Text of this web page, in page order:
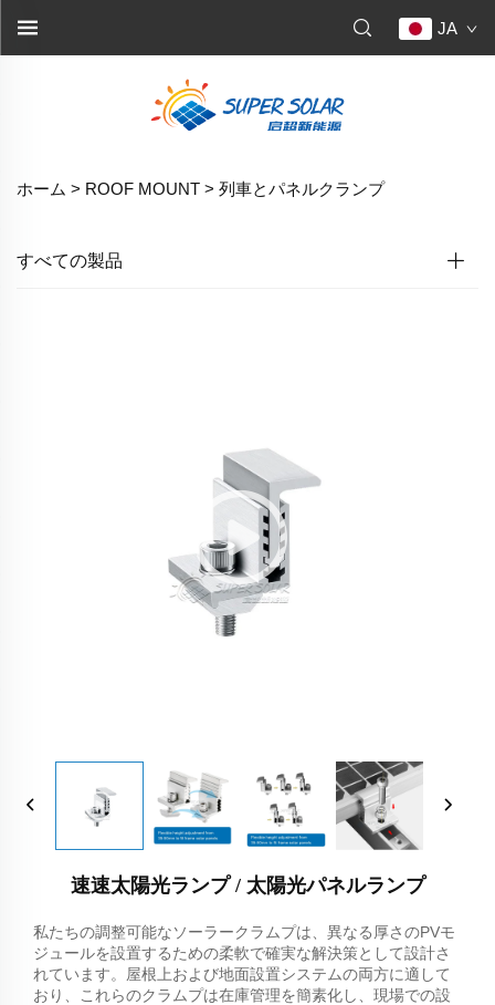
JA
ホーム > ROOF MOUNT > 列車とパネルクランプ
すべての製品
速速太陽光ランプ / 太陽光パネルランプ
私たちの調整可能なソーラークラムプは、異なる厚さのPVモ
ジュールを設置するための柔軟で確実な解決策として設計さ
れています。屋根上および地面設置システムの両方に適して
おり、これらのクラムプは在庫管理を簡素化し、現場での設